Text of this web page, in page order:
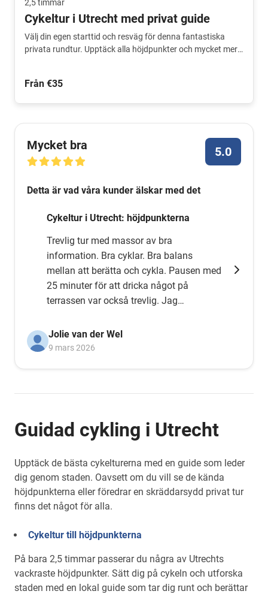
2,5 timmar
Cykeltur i Utrecht med privat guide
Välj din egen starttid och resväg för denna fantastiska
privata rundtur. Upptäck alla höjdpunkter och mycket mer.
Från €35
Mycket bra 5.0
Detta är vad våra kunder älskar med det
Cykeltur i Utrecht: höjdpunkterna
Trevlig tur med massor av bra
information. Bra cyklar. Bra balans
mellan att berätta och cykla. Pausen med
25 minuter för att dricka något på
terrassen var också trevlig. Jag
Jolie van der Wel
9 mars 2026
Guidad cykling i Utrecht
Upptäck de bästa cykelturerna med en guide som leder
dig genom staden. Oavsett om du vill se de kända
höjdpunkterna eller föredrar en skräddarsydd privat tur
finns det något för alla.
Cykeltur till höjdpunkterna
På bara 2,5 timmar passerar du några av Utrechts
vackraste höjdpunkter. Sätt dig på cykeln och utforska
staden med en lokal guide som tar dig runt och berättar